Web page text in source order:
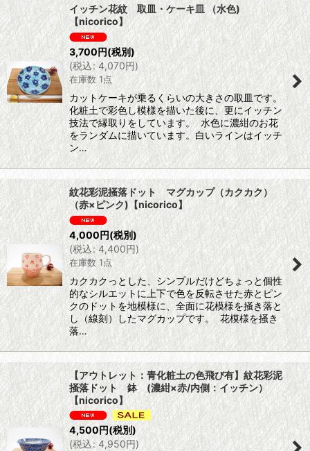
イッチン花紋 取皿・ケーキ皿 （水色)
【nicorico】
3,700円(税別)
(税込: 4,070円)
在庫数 1点
カットケーキが乗るくらいの大きさの取皿です。
化粧土で彩色し模様を描いた後に、更にイッチン
技法で縁取りをしています。 水色に濃紺のお花
をランダムに描いています。白いラインはイッチ
ン…
紋花彩泥掻落ドット マグカップ（カクカク）
（赤×ピンク)【nicorico】
4,000円(税別)
(税込: 4,400円)
在庫数 1点
カクカクっとした、シンプルだけどちょっと個性
的なシルエットに上下で色を反転させた赤とピン
クのドットを地模様に、全面に花模様を掻き落と
し（線刻）したマグカップです。 花模様を掻き
落…
【アウトレット：青化粧土の色飛び有】紋花彩泥
掻落ドット 鉢 (濃紺×赤/内側：イッチン）
【nicorico】
4,500円(税別)
(税込: 4,950円)